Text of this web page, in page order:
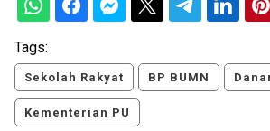
Tags:
Sekolah Rakyat BP BUMN
Kementerian PU